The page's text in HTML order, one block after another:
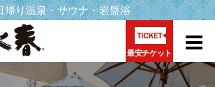
帰り温泉・サウナ・岩盤浴
最安チケット